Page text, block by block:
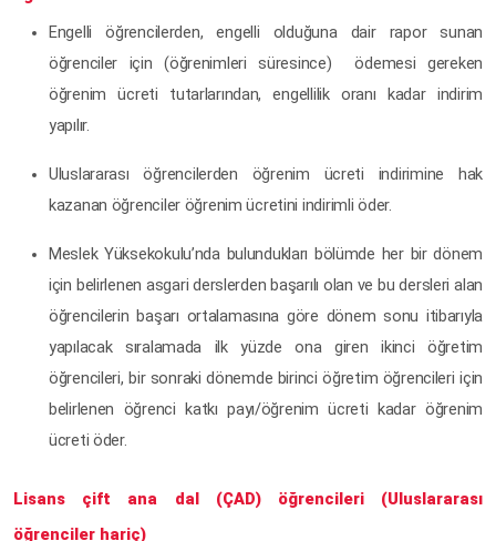
Engelli öğrencilerden, engelli olduğuna dair rapor sunan
öğrenciler için (öğrenimleri süresince) ödemesi gereken
öğrenim ücreti tutarlarından, engellilik oranı kadar indirim
yapılır.
Uluslararası öğrencilerden öğrenim ücreti indirimine hak
kazanan öğrenciler öğrenim ücretini indirimli öder.
Meslek Yüksekokulu’nda bulundukları bölümde her bir dönem
için belirlenen asgari derslerden başarılı olan ve bu dersleri alan
öğrencilerin başarı ortalamasına göre dönem sonu itibarıyla
yapılacak sıralamada ilk yüzde ona giren ikinci öğretim
öğrencileri, bir sonraki dönemde birinci öğretim öğrencileri için
belirlenen öğrenci katkı payı/öğrenim ücreti kadar öğrenim
ücreti öder.
Lisans çift ana dal (ÇAD) öğrencileri (Uluslararası
öğrenciler hariç)